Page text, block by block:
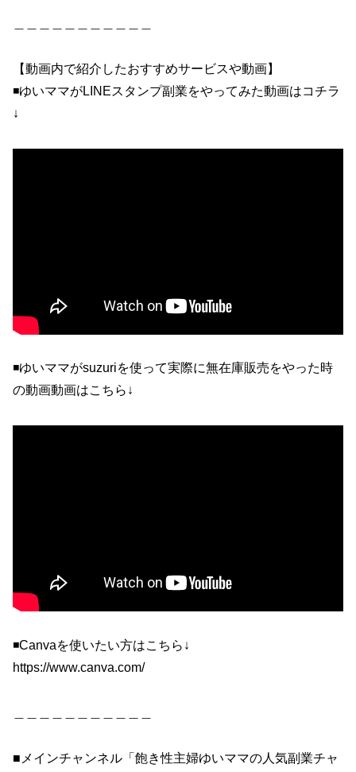
【動画内で紹介したおすすめサービスや動画】
◾️ゆいママがLINEスタンプ副業をやってみた動画はコチラ
↓
◾️ゆいママがsuzuriを使って実際に無在庫販売をやった時
の動画動画はこちら↓
◾️Canvaを使いたい方はこちら↓
https://www.canva.com/
■メインチャンネル「飽き性主婦ゆいママの人気副業チャ